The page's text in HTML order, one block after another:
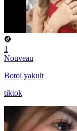
1
Nouveau
Botol yakult
tiktok